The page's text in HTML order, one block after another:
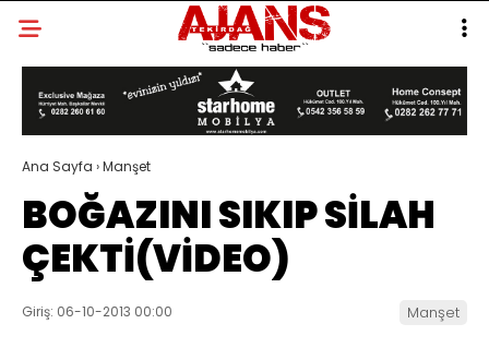
Ana Sayfa ›Manşet
BOĞAZINI SIKIP SİLAH
ÇEKTİ(VİDEO)
Giriş: 06-10-2013 00:00 Manşet